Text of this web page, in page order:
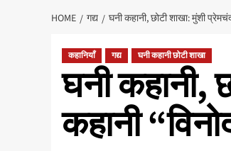
HOME गद्य घनी कहानी, छोटी शाखा: मुंशी
कहानियाँ गद्य घनी कहानी छोटी शाखा
घनी कहानी,
कहानी